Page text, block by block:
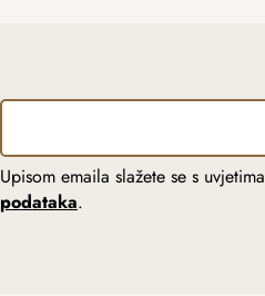
Upisom emaila slažete se s uvjetima
podataka.